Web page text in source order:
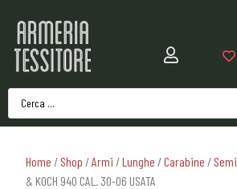
Home / Shop /Armi /Lunghe /Carabine /
& KOCH 940 CAL. 30-06 USATA